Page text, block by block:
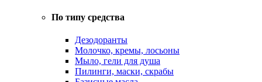
По типу средства
Дезодоранты
Молочко, кремы, лосьоны
Мыло, гели для душа
Пилинги, маски, скрабы